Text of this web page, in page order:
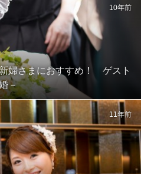
婦さまにおすすめ！ ゲスト
－
10年前
11年前